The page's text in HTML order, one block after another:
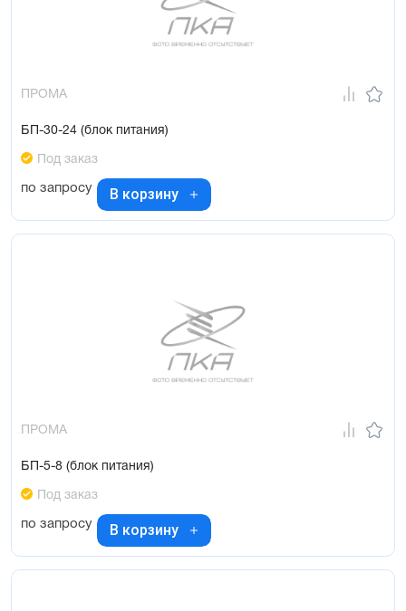
ПРОМА
БП-30-24 (блок питания)
Под заказ
по запросу В корзину
ПРОМА
БП-5-8 (блок питания)
Под заказ
по запросу В корзину